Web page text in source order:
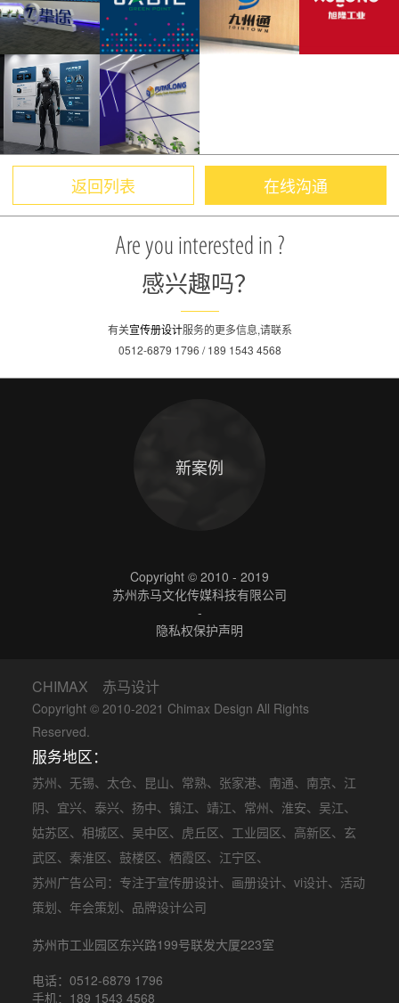
返回列表 在线沟通
Are you interested in ?
感兴趣吗？
有关宣传册设计服务的更多信息,请联系
0512-6879 1796 / 189 1543 4568
新案例
Copyright © 2010 - 2019
苏州赤马文化传媒科技有限公司
-
隐私权保护声明
CHIMAX 赤马设计
Copyright © 2010-2021 Chimax Design All Rights
Reserved.
服务地区：
苏州、 无锡、 太仓、 昆山、 常熟、 张家港、 南通、 南京、 江
阴、 宜兴、 泰兴、 扬中、 镇江、 靖江、 常州、 淮安、 吴江、
姑苏区、 相城区、 吴中区、 虎丘区、 工业园区、 高新区、 玄
武区、 秦淮区、 鼓楼区、 栖霞区、 江宁区、
苏州广告公司：专注于宣传册设计、 画册设计、 vi设计、 活动
策划、 年会策划、品牌设计公司
苏州市工业园区东兴路199号联发大厦223室
电话：0512-6879 1796
手机：189 1543 4568